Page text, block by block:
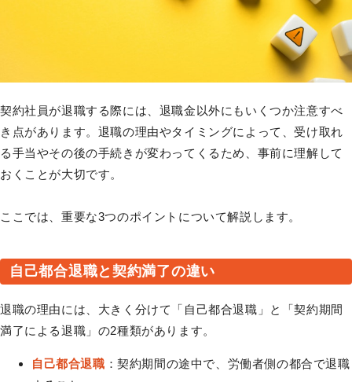
契約社員が退職する際には、退職金以外にもいくつか注意すべ
き点があります。退職の理由やタイミングによって、受け取れ
る手当やその後の手続きが変わってくるため、事前に理解して
おくことが大切です。
ここでは、重要な3つのポイントについて解説します。
自己都合退職と契約満了の違い
退職の理由には、大きく分けて「自己都合退職」と「契約期間
満了による退職」の2種類があります。
自己都合退職 ：契約期間の途中で、労働者側の都合で退職